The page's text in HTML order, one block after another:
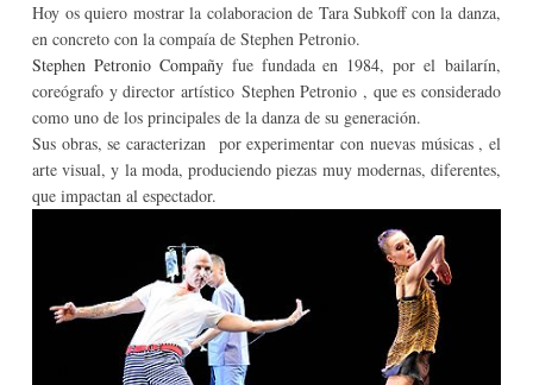
Hoy os quiero mostrar la colaboracion de Tara Subkoff con la danza,
en concreto con la compaía de Stephen Petronio.
Stephen Petronio Compañyfue fundada en 1984, por elbailarín,
coreógrafo y director artístico Stephen Petronio , que es considerado
como uno de los principales de la danza de su generación.
Sus obras, se caracterizan por experimentar con nuevas músicas , el
arte visual, y la moda, produciendo piezas muy modernas, diferentes,
que impactan al espectador.